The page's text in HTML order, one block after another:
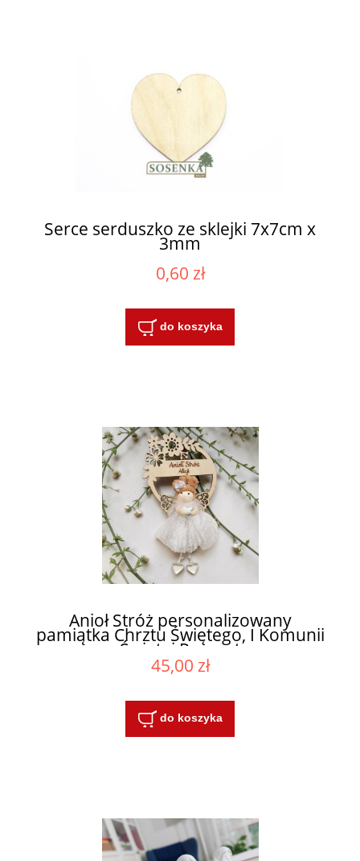
Serce serduszko ze sklejki 7x7cm x
3mm
0,60 zł
do koszyka
Anioł Stróż personalizowany
pamiątka Chrztu Świętego, I Komunii
Świętej Prezent
45,00 zł
do koszyka